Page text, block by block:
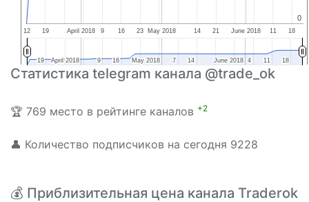
April 2018 May 2018 June 2018
12 19 9 16 23 14 21 11 18
0
0
April 2018
April 2018 May 2018
May 2018 June 2018
June 2018
19
19 9
9 16
16 7
7 14
14 4
4 11
11 18
18
Статистика telegram канала @trade_ok
🏆 769 место в рейтинге каналов +2
👤 Количество подписчиков на сегодня 9228
💰 Приблизительная цена канала Traderok